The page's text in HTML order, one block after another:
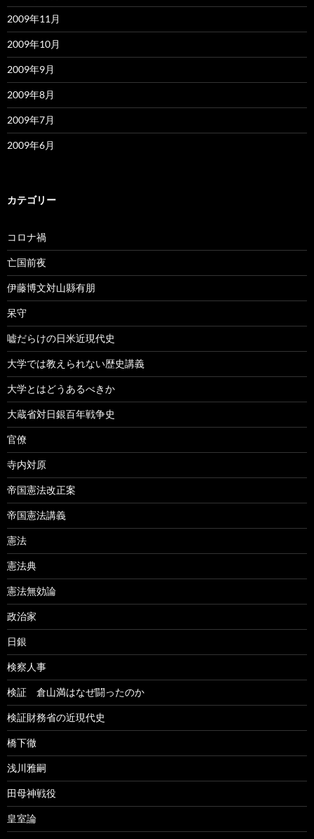
2009年11月
2009年10月
2009年9月
2009年8月
2009年7月
2009年6月
カテゴリー
コロナ禍
亡国前夜
伊藤博文対山縣有朋
呆守
嘘だらけの日米近現代史
大学では教えられない歴史講義
大学とはどうあるべきか
大蔵省対日銀百年戦争史
官僚
寺内対原
帝国憲法改正案
帝国憲法講義
憲法
憲法典
憲法無効論
政治家
日銀
検察人事
検証 倉山満はなぜ闘ったのか
検証財務省の近現代史
橋下徹
浅川雅嗣
田母神戦役
皇室論